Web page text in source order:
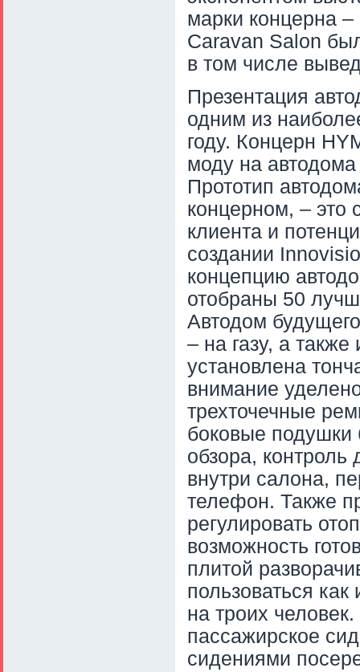
марки концерна
Caravan Salon
в том числе
Презентация
одним из
году. Концерн
моду на автодома
Прототип
концерном, – это
клиента и
создании
концепцию
отобраны 50
Автодом
– на газу, а
установлена
внимание
трехточечные
боковые подушки
обзора,
внутри салона,
телефон. Также
регулировать
возможность
плитой
пользоваться
на троих
пассажирское
сидениями